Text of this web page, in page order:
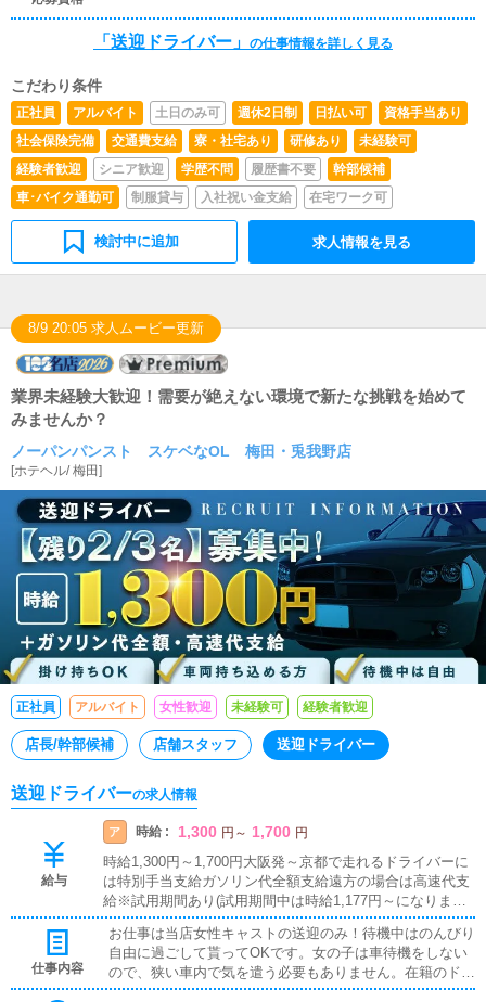
「送迎ドライバー」 の仕事情報を詳しく見る
こだわり条件
正社員 アルバイト 土日のみ可 週休2日制 日払い可
資格手当あり
社会保険完備
交通費支給 寮・社宅あり 研修あり
未経験可
経験者歓迎
シニア歓迎 学歴不問 履歴書不要
幹部候補
車･バイク通勤可
制服貸与 入社祝い金支給 在宅ワーク可
検討中に追加 求人情報を見る
8/9 20:05 求人ムービー更新
業界未経験大歓迎！需要が絶えない環境で新たな挑戦を始めて
みませんか？
ノーパンパンスト スケベなOL 梅田・兎我野店
[ホテヘル/梅田]
正社員 アルバイト 女性歓迎 未経験可 経験者歓迎
店長/幹部候補 店舗スタッフ 送迎ドライバー
送迎ドライバーの求人情報
給与
ア 時給 : 1,300 円 ～ 1,700 円
時給1,300円～1,700円大阪発～京都で走れるドライバーに
は特別手当支給ガソリン代全額支給遠方の場合は高速代支
給※試用期間あり(試用期間中は時給1,177円～になりま
す。)
仕事内容
お仕事は当店女性キャストの送迎のみ！待機中はのんびり
自由に過ごして貰ってOKです。女の子は車待機をしない
ので、狭い車内で気を遣う必要もありません。在籍のドラ
イバーは仮眠を取ったり、本を読んだり、スマホゲームや